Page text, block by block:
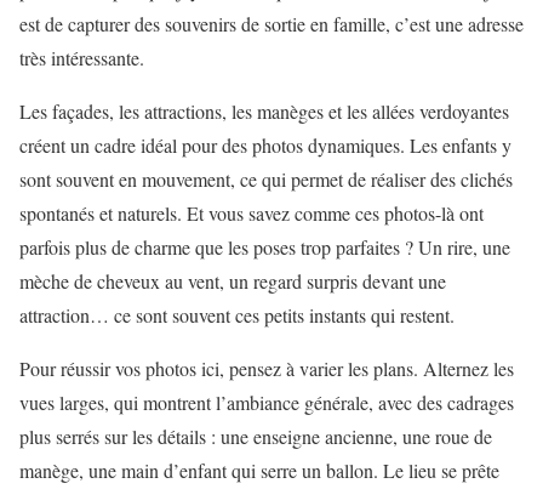
est de capturer des souvenirs de sortie en famille, c’est une adresse
très intéressante.
Les façades, les attractions, les manèges et les allées verdoyantes
créent un cadre idéal pour des photos dynamiques. Les enfants y
sont souvent en mouvement, ce qui permet de réaliser des clichés
spontanés et naturels. Et vous savez comme ces photos-là ont
parfois plus de charme que les poses trop parfaites ? Un rire, une
mèche de cheveux au vent, un regard surpris devant une
attraction… ce sont souvent ces petits instants qui restent.
Pour réussir vos photos ici, pensez à varier les plans. Alternez les
vues larges, qui montrent l’ambiance générale, avec des cadrages
plus serrés sur les détails : une enseigne ancienne, une roue de
manège, une main d’enfant qui serre un ballon. Le lieu se prête